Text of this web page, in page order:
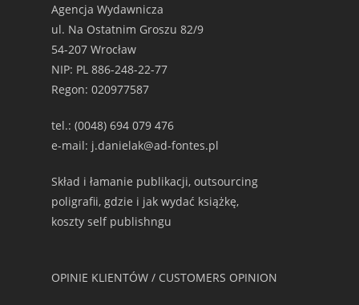
Agencja Wydawnicza
ul. Na Ostatnim Groszu 82/9
54-207 Wrocław
NIP: PL 886-248-22-77
Regon: 020977587
tel.: (0048) 694 079 476
e-mail: j.danielak@ad-fontes.pl
Skład i łamanie publikacji, outsourcing
poligrafii, gdzie i jak wydać książkę,
koszty self publishngu
OPINIE KLIENTÓW / CUSTOMERS OPINION